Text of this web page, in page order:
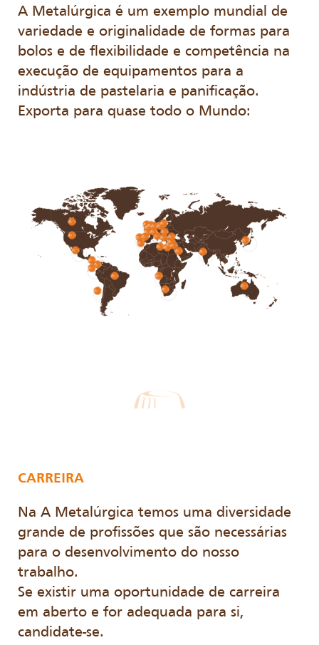
A Metalúrgica é um exemplo mundial de
variedade e originalidade de formas para
bolos e de flexibilidade e competência na
execução de equipamentos para a
indústria de pastelaria e panificação.
Exporta para quase todo o Mundo:
CARREIRA
Na A Metalúrgica temos uma diversidade
grande de profissões que são necessárias
para o desenvolvimento do nosso
trabalho.
Se existir uma oportunidade de carreira
em aberto e for adequada para si,
candidate-se.